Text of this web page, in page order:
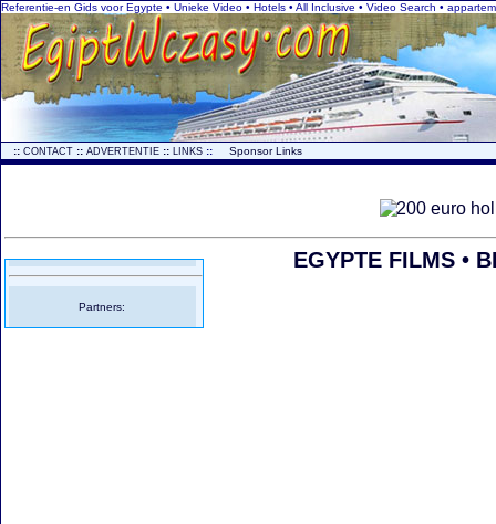
Referentie-en Gids voor Egypte • Unieke Video • Hotels • All Inclusive • Video Search •
:: CONTACT :: ADVERTENTIE :: LINKS :: Sponsor Links
Partners:
EGYPTE FILMS •